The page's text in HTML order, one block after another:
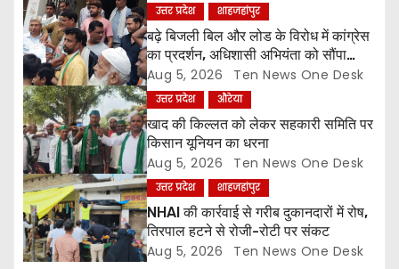
a
t
i
o
n
उत्तर प्रदेश शाहजहांपुर
बढ़े बिजली बिल और लोड के विरोध में कांग्रेस
का प्रदर्शन, अधिशासी अभियंता को सौंपा
ज्ञापन
Aug 5, 2026 Ten News One Desk
उत्तर प्रदेश औरेया
खाद की किल्लत को लेकर सहकारी समिति पर
किसान यूनियन का धरना
Aug 5, 2026 Ten News One Desk
उत्तर प्रदेश शाहजहांपुर
NHAI की कार्रवाई से गरीब दुकानदारों में रोष,
तिरपाल हटने से रोजी-रोटी पर संकट
Aug 5, 2026 Ten News One Desk